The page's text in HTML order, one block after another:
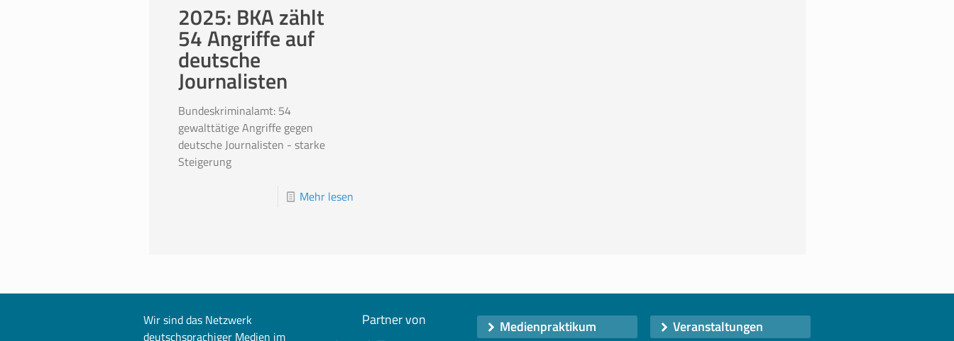
2025: BKA zählt
54 Angriffe auf
deutsche
Journalisten
Bundeskriminalamt: 54
gewalttätige Angriffe gegen
deutsche Journalisten - starke
Steigerung
Mehr lesen
Wir sind das Netzwerk
deutschsprachiger Medien im
Partner von Medienpraktikum Veranstaltungen